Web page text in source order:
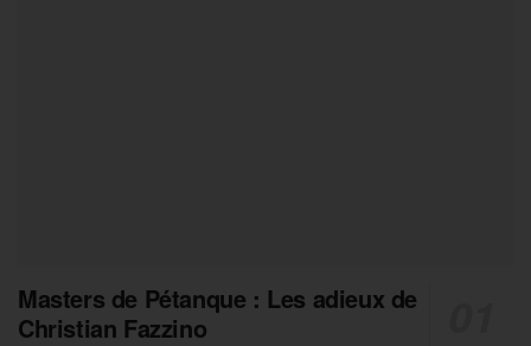
Masters de Pétanque : Les adieux de
Christian Fazzino